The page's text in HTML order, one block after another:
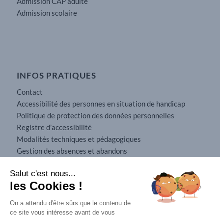
Salut c'est nous...
les Cookies !
On a attendu d'être sûrs que le contenu de
ce site vous intéresse avant de vous
Admission scolaire
INFOS PRATIQUES
Contact
Accessibilité des personnes en situation de handicap
Politique de protection des données personnelles
Registre d’accessibilité
Modalités techniques et pédagogiques
Gestion des absences et abandons
Mobilité internationale
Mentions légales